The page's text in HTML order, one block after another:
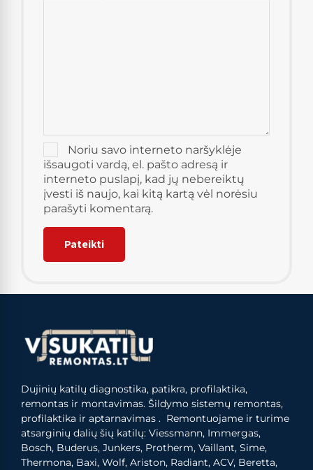
Noriu savo interneto naršyklėje
išsaugoti vardą, el. pašto adresą ir
interneto puslapį, kad jų nebereiktų
įvesti iš naujo, kai kitą kartą vėl norėsiu
parašyti komentarą.
Dujinių katilų diagnostika, patikra, profilaktika,
remontas ir montavimas. Šildymo sistemų remontas,
profilaktika ir aptarnavimas . Remontuojame ir turime
atsarginių dalių šių katilų: Viessmann, Immergas,
Bosch, Buderus, Junkers, Protherm, Vaillant, Sime,
Thermona, Baxi, Wolf, Ariston, Radiant, ACV, Beretta,